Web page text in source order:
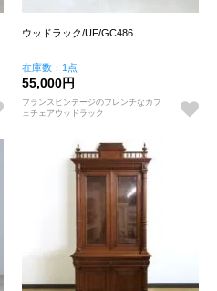
ウッドラック/UF/GC486
在庫数：1点
55,000円
フランスビンテージのフレンチなカフ
ェチェアウッドラック